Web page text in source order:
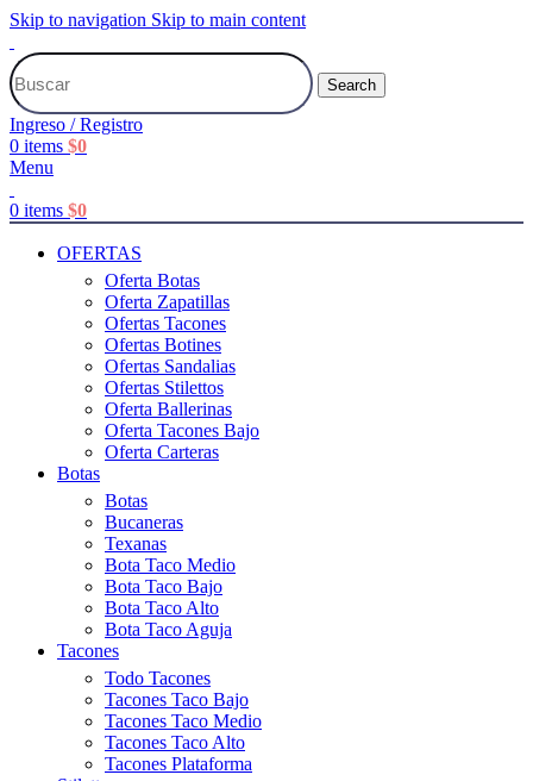
Skip to navigation Skip to main content
Search
Ingreso / Registro
0 items $0
Menu
0 items $0
OFERTAS
Oferta Botas
Oferta Zapatillas
Ofertas Tacones
Ofertas Botines
Ofertas Sandalias
Ofertas Stilettos
Oferta Ballerinas
Oferta Tacones Bajo
Oferta Carteras
Botas
Botas
Bucaneras
Texanas
Bota Taco Medio
Bota Taco Bajo
Bota Taco Alto
Bota Taco Aguja
Tacones
Todo Tacones
Tacones Taco Bajo
Tacones Taco Medio
Tacones Taco Alto
Tacones Plataforma